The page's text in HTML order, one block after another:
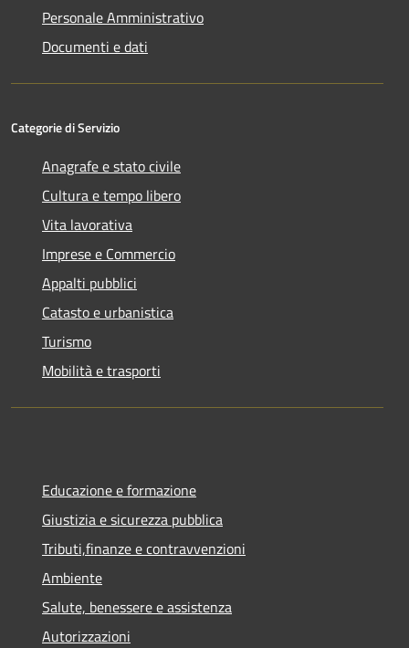
Personale Amministrativo
Documenti e dati
Categorie di Servizio
Anagrafe e stato civile
Cultura e tempo libero
Vita lavorativa
Imprese e Commercio
Appalti pubblici
Catasto e urbanistica
Turismo
Mobilità e trasporti
Educazione e formazione
Giustizia e sicurezza pubblica
Tributi,finanze e contravvenzioni
Ambiente
Salute, benessere e assistenza
Autorizzazioni